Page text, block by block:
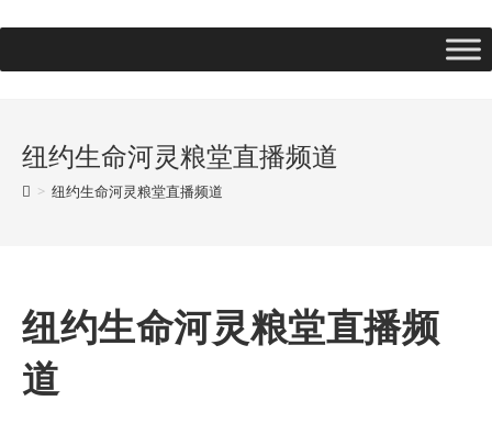
纽约生命河灵粮堂直播频道
> 纽约生命河灵粮堂直播频道
纽约生命河灵粮堂直播频
道